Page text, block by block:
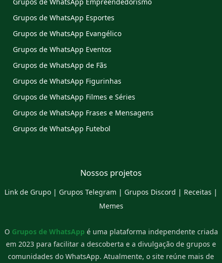
Grupos de WhatsApp Empreendedorismo
Grupos de WhatsApp Esportes
Grupos de WhatsApp Evangélico
Grupos de WhatsApp Eventos
Grupos de WhatsApp de Fãs
Grupos de WhatsApp Figurinhas
Grupos de WhatsApp Filmes e Séries
Grupos de WhatsApp Frases e Mensagens
Grupos de WhatsApp Futebol
Nossos projetos
Link de Grupo | Grupos Telegram | Grupos Discord | Receitas |
Memes
O Grupos de WhatsApp é uma plataforma independente criada
em 2023 para facilitar a descoberta e a divulgação de grupos e
comunidades do WhatsApp. Atualmente, o site reúne mais de